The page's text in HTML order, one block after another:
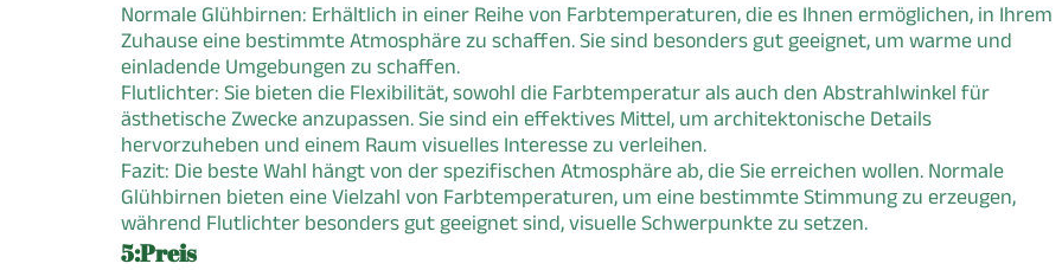
Normale Glühbirnen: Erhältlich in einer Reihe von Farbtemperaturen, die es Ihnen ermöglichen, in Ihrem
Zuhause eine bestimmte Atmosphäre zu schaffen. Sie sind besonders gut geeignet, um warme und
einladende Umgebungen zu schaffen.
Flutlichter: Sie bieten die Flexibilität, sowohl die Farbtemperatur als auch den Abstrahlwinkel für
ästhetische Zwecke anzupassen. Sie sind ein effektives Mittel, um architektonische Details
hervorzuheben und einem Raum visuelles Interesse zu verleihen.
Fazit: Die beste Wahl hängt von der spezifischen Atmosphäre ab, die Sie erreichen wollen. Normale
Glühbirnen bieten eine Vielzahl von Farbtemperaturen, um eine bestimmte Stimmung zu erzeugen,
während Flutlichter besonders gut geeignet sind, visuelle Schwerpunkte zu setzen.
5:Preis